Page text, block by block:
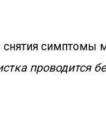
симптомы
проводится